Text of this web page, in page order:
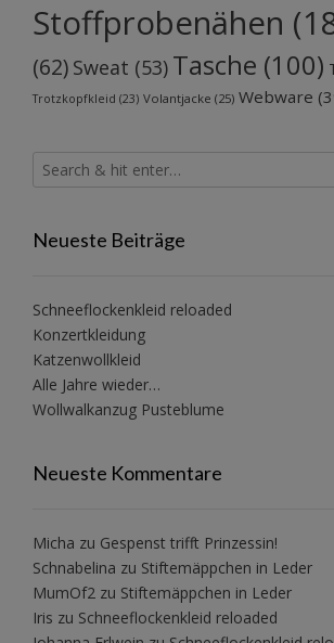
Stoffprobenähen
(62) Sweat (53) Tasche (100)
Trotzkopfkleid (23) Volantjacke (25) Webware
Neueste Beiträge
Schneeflockenkleid reloaded
Konzertkleidung
Katzenwollkleid
Alle Jahre wieder…
Wollwalkanzug Pusteblume
Neueste Kommentare
Micha zu Gespenst trifft Prinzessin!
Schnabelina zu Stiftemäppchen in Leder
MumOf2 zu Stiftemäppchen in Leder
Iris zu Schneeflockenkleid reloaded